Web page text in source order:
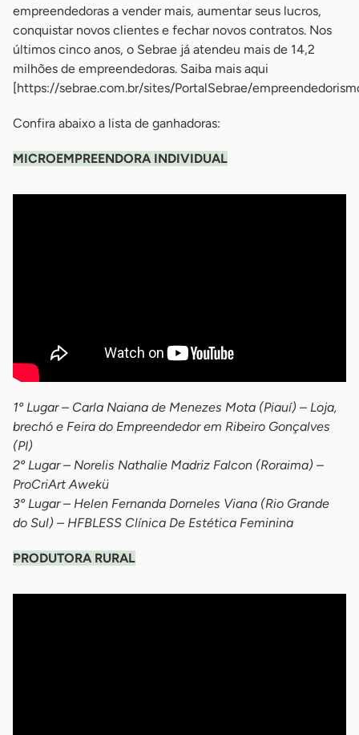
empreendedoras a vender mais, aumentar seus lucros,
conquistar novos clientes e fechar novos contratos. Nos
últimos cinco anos, o Sebrae já atendeu mais de 14,2
milhões de empreendedoras. Saiba mais aqui
[https://sebrae.com.br/sites/PortalSebrae/
Confira abaixo a lista de ganhadoras:
MICROEMPREENDORA INDIVIDUAL
1º Lugar – Carla Naiana de Menezes Mota (Piauí) – Loja,
brechó e Feira do Empreendedor em Ribeiro Gonçalves
(PI)
2º Lugar – Norelis Nathalie Madriz Falcon (Roraima) –
ProCriArt Awekü
3º Lugar – Helen Fernanda Dorneles Viana (Rio Grande
do Sul) – HFBLESS Clínica De Estética Feminina
PRODUTORA RURAL